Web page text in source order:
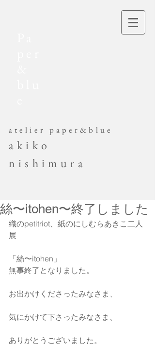
​atelier paper&blue
akiko
nishimura
絲〜itohen〜終了しました
織のpetitriot、紙のにしむらあきこ二人
展
「絲〜itohen」
無事終了となりました。
お出かけくださったみなさま、
気にかけて下さったみなさま、
ありがとうございました。